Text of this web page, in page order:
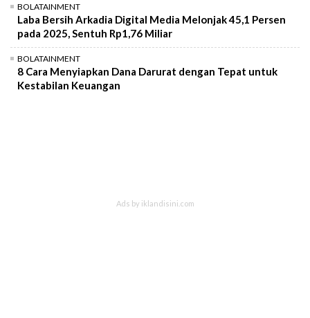
BOLATAINMENT
Laba Bersih Arkadia Digital Media Melonjak 45,1 Persen
pada 2025, Sentuh Rp1,76 Miliar
BOLATAINMENT
8 Cara Menyiapkan Dana Darurat dengan Tepat untuk
Kestabilan Keuangan